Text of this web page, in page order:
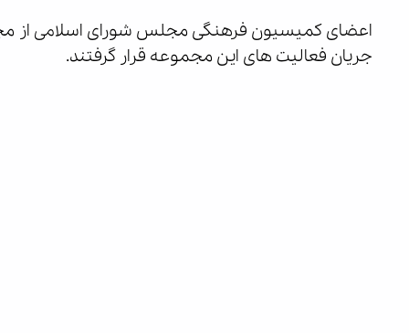
اعضای کمیسیون فرهنگی مجلس شورای اسلامی از
جریان فعالیت های این مجموعه قرار گرفتند.